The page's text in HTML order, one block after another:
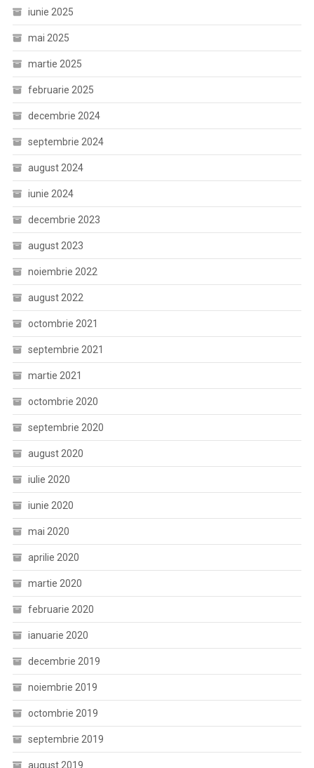
iunie 2025
mai 2025
martie 2025
februarie 2025
decembrie 2024
septembrie 2024
august 2024
iunie 2024
decembrie 2023
august 2023
noiembrie 2022
august 2022
octombrie 2021
septembrie 2021
martie 2021
octombrie 2020
septembrie 2020
august 2020
iulie 2020
iunie 2020
mai 2020
aprilie 2020
martie 2020
februarie 2020
ianuarie 2020
decembrie 2019
noiembrie 2019
octombrie 2019
septembrie 2019
august 2019